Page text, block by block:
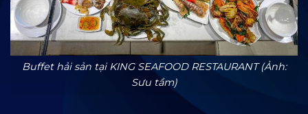
Buffet hải sản tại KING SEAFOOD RESTAURANT (Ảnh:
Sưu tầm)